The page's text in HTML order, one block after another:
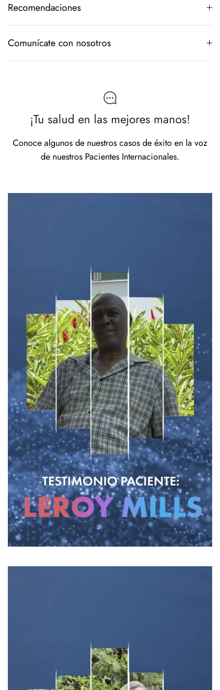
Recomendaciones
Comunícate con nosotros
¡Tu salud en las mejores manos!
Conoce algunos de nuestros casos de éxito en la voz
de nuestros Pacientes Internacionales.